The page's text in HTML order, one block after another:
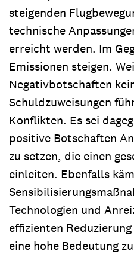
steigenden
technische
erreicht werden. Im
Emissionen steigen.
Negativbotschaften
Schuldzuweisungen
Konflikten. Es sei
positive Botschaften
zu setzen, die einen
einleiten. Ebenfalls
Technologien und
effizienten
eine hohe Bedeutung